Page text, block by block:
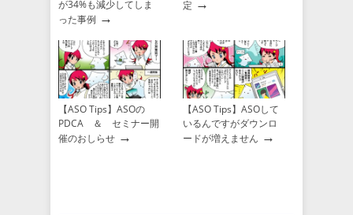
が34%も減少してしま
った事例 →
定 →
【ASO Tips】ASOの
PDCA ＆ セミナー開
催のおしらせ →
【ASO Tips】ASOして
いるんですがダウンロ
ードが増えません →